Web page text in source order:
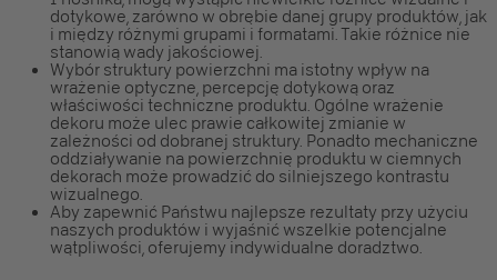
dotykowe, zarówno w obrębie danej grupy produktów, jak
i między różnymi grupami i formatami. Takie różnice nie
stanowią wady jakościowej.
Wybór struktury powierzchni ma istotny wpływ na
wrażenie optyczne, percepcję dotykową oraz
właściwości techniczne produktu. Ogólne wrażenie
dekoru może ulec prawie całkowitej zmianie w
zależności od dobranej struktury. Ponadto mechaniczne
oddziaływanie na powierzchnię produktu w ciemnych
dekorach może prowadzić do silniejszego kontrastu
wizualnego.
Aby zapewnić Państwu najlepsze rezultaty przy użyciu
naszych produktów i wyjaśnić wszelkie potencjalne
wątpliwości, oferujemy indywidualne doradztwo.